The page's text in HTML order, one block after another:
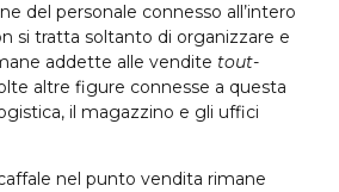
del personale connesso all’intero
si tratta soltanto di organizzare e
addette alle vendite tout-
altre figure connesse a questa
il magazzino e gli uffici
nel punto vendita rimane